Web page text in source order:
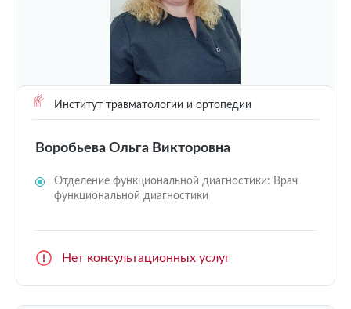
Институт травматологии и ортопедии
Воробьева Ольга Викторовна
Отделение функциональной диагностики: Врач
функциональной диагностики
Нет консультационных услуг